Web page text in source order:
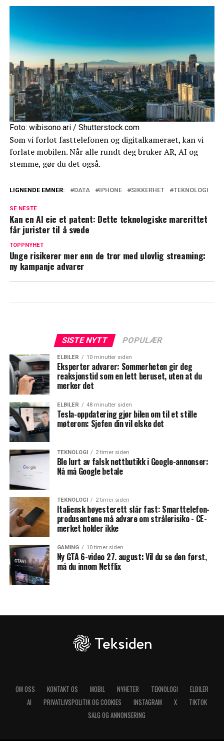
Foto: wibisono.ari / Shutterstock.com
Som vi forlot fasttelefonen og digitalkameraet, kan vi
forlate mobilen. Når alle rundt deg bruker AR, AI og
stemme, gør du det også.
LIGNENDE EMNER: DATA IPHONE SIKKERHET TEKNOLOGI
SE NESTE
Kan en AI eie et patent: Dette teknologiske marerittet
får jurister til å svede
TOPPNYHET
Unge risikerer mer enn de tror med ulovlig streaming:
ny kampanje advarer
SISTE NYTT POPULÆR
ELBILER 10 minutter siden
Eksperter advarer: Sommerheten gir deg
reaksjonstid som en lett beruset, uten at du
merker det
ELBILER 48 minutter siden
Tesla-oppdatering gjør bilen om til et stille
møterom: Sjefen din vil elske det
TEKNOLOGI 2 timer siden
Ble lurt av falsk nettbutikk i Google-annonser:
Nå må Google betale
TEKNOLOGI 2 timer siden
Italiensk høyesterett slår fast: Smarttelefon-
produsentene må advare om strålerisiko - CE-
merket holder ikke
GAMING 10 timer siden
Ny GTA 6-video 27. august: Vil du se den først,
må du innom Netflix
OM OSS KONTAKT OS MOBIL NYHETER TEKNOLOGI
ELBILER
AI
PRIVATLIVSPOLITIK OG COOKIES INSTAGRAM X
TIKTOK
SALG OG ANNONSERING